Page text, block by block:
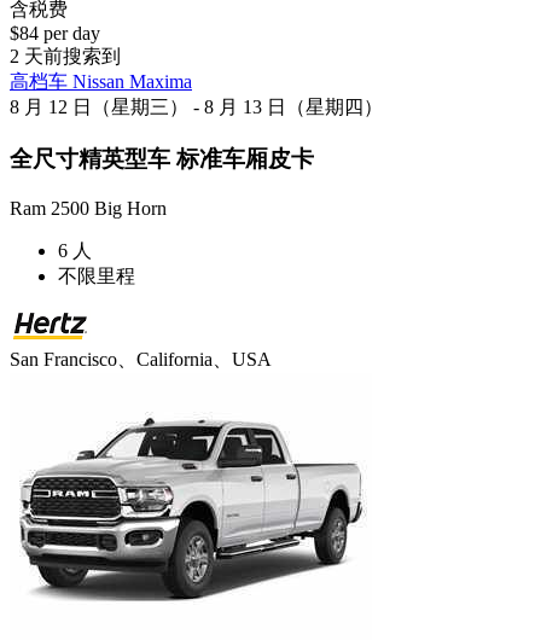
含税费
$84 per day
2 天前搜索到
高档车 Nissan Maxima
8 月 12 日（星期三） - 8 月 13 日（星期四）
全尺寸精英型车 标准车厢皮卡
Ram 2500 Big Horn
6 人
不限里程
San Francisco、California、USA